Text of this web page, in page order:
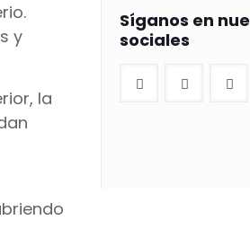
y
la
Síganos en
sociales